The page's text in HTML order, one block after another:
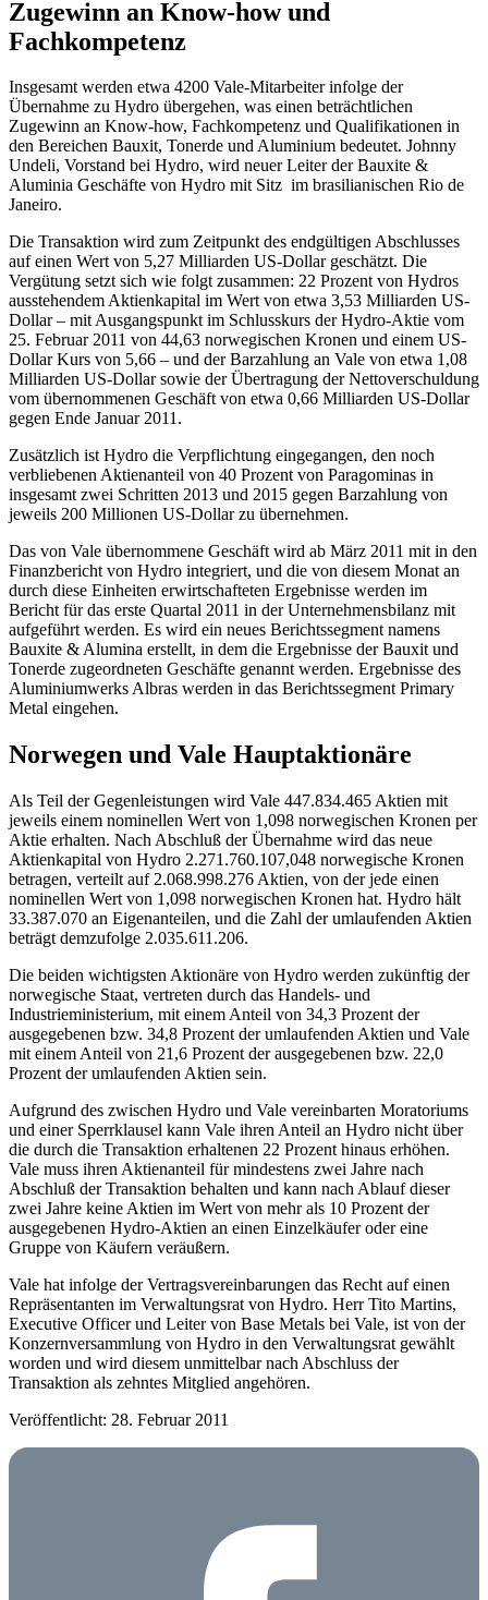
Zugewinn an Know-how und
Fachkompetenz
Insgesamt werden etwa 4200 Vale-Mitarbeiter infolge der
Übernahme zu Hydro übergehen, was einen beträchtlichen
Zugewinn an Know-how, Fachkompetenz und Qualifikationen in
den Bereichen Bauxit, Tonerde und Aluminium bedeutet. Johnny
Undeli, Vorstand bei Hydro, wird neuer Leiter der Bauxite &
Aluminia Geschäfte von Hydro mit Sitz im brasilianischen Rio de
Janeiro.
Die Transaktion wird zum Zeitpunkt des endgültigen Abschlusses
auf einen Wert von 5,27 Milliarden US-Dollar geschätzt. Die
Vergütung setzt sich wie folgt zusammen: 22 Prozent von Hydros
ausstehendem Aktienkapital im Wert von etwa 3,53 Milliarden US-
Dollar – mit Ausgangspunkt im Schlusskurs der Hydro-Aktie vom
25. Februar 2011 von 44,63 norwegischen Kronen und einem US-
Dollar Kurs von 5,66 – und der Barzahlung an Vale von etwa 1,08
Milliarden US-Dollar sowie der Übertragung der Nettoverschuldung
vom übernommenen Geschäft von etwa 0,66 Milliarden US-Dollar
gegen Ende Januar 2011.
Zusätzlich ist Hydro die Verpflichtung eingegangen, den noch
verbliebenen Aktienanteil von 40 Prozent von Paragominas in
insgesamt zwei Schritten 2013 und 2015 gegen Barzahlung von
jeweils 200 Millionen US-Dollar zu übernehmen.
Das von Vale übernommene Geschäft wird ab März 2011 mit in den
Finanzbericht von Hydro integriert, und die von diesem Monat an
durch diese Einheiten erwirtschafteten Ergebnisse werden im
Bericht für das erste Quartal 2011 in der Unternehmensbilanz mit
aufgeführt werden. Es wird ein neues Berichtssegment namens
Bauxite & Alumina erstellt, in dem die Ergebnisse der Bauxit und
Tonerde zugeordneten Geschäfte genannt werden. Ergebnisse des
Aluminiumwerks Albras werden in das Berichtssegment Primary
Metal eingehen.
Norwegen und Vale Hauptaktionäre
Als Teil der Gegenleistungen wird Vale 447.834.465 Aktien mit
jeweils einem nominellen Wert von 1,098 norwegischen Kronen per
Aktie erhalten. Nach Abschluß der Übernahme wird das neue
Aktienkapital von Hydro 2.271.760.107,048 norwegische Kronen
betragen, verteilt auf 2.068.998.276 Aktien, von der jede einen
nominellen Wert von 1,098 norwegischen Kronen hat. Hydro hält
33.387.070 an Eigenanteilen, und die Zahl der umlaufenden Aktien
beträgt demzufolge 2.035.611.206.
Die beiden wichtigsten Aktionäre von Hydro werden zukünftig der
norwegische Staat, vertreten durch das Handels- und
Industrieministerium, mit einem Anteil von 34,3 Prozent der
ausgegebenen bzw. 34,8 Prozent der umlaufenden Aktien und Vale
mit einem Anteil von 21,6 Prozent der ausgegebenen bzw. 22,0
Prozent der umlaufenden Aktien sein.
Aufgrund des zwischen Hydro und Vale vereinbarten Moratoriums
und einer Sperrklausel kann Vale ihren Anteil an Hydro nicht über
die durch die Transaktion erhaltenen 22 Prozent hinaus erhöhen.
Vale muss ihren Aktienanteil für mindestens zwei Jahre nach
Abschluß der Transaktion behalten und kann nach Ablauf dieser
zwei Jahre keine Aktien im Wert von mehr als 10 Prozent der
ausgegebenen Hydro-Aktien an einen Einzelkäufer oder eine
Gruppe von Käufern veräußern.
Vale hat infolge der Vertragsvereinbarungen das Recht auf einen
Repräsentanten im Verwaltungsrat von Hydro. Herr Tito Martins,
Executive Officer und Leiter von Base Metals bei Vale, ist von der
Konzernversammlung von Hydro in den Verwaltungsrat gewählt
worden und wird diesem unmittelbar nach Abschluss der
Transaktion als zehntes Mitglied angehören.
Veröffentlicht: 28. Februar 2011